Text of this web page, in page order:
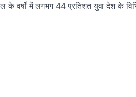
के वर्षों में लगभग 44 प्रतिशत युवा देश के